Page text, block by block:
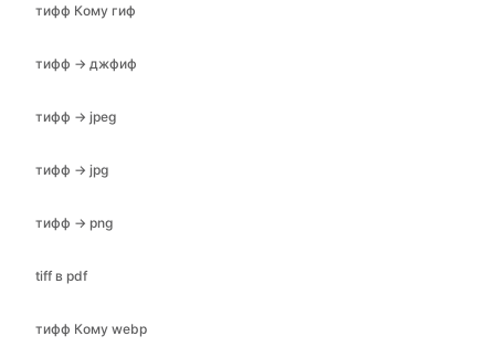
тифф Кому гиф
тифф → джфиф
тифф → jpeg
тифф → jpg
тифф → png
tiff в pdf
тифф Кому webp